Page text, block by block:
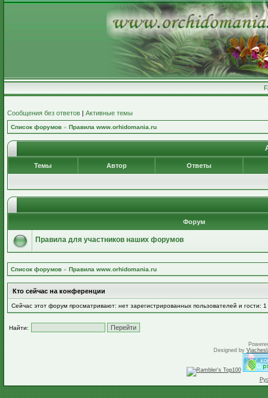
Сообщения без ответов | Активные темы
Список форумов » Правила www.orhidomania.ru
Темы Автор Ответы
Форум
Правила для участников наших форумов
Список форумов » Правила www.orhidomania.ru
Кто сейчас на конференции
Сейчас этот форум просматривают: нет зарегистрированных пользователей и гости: 1
Найти:
Designed by